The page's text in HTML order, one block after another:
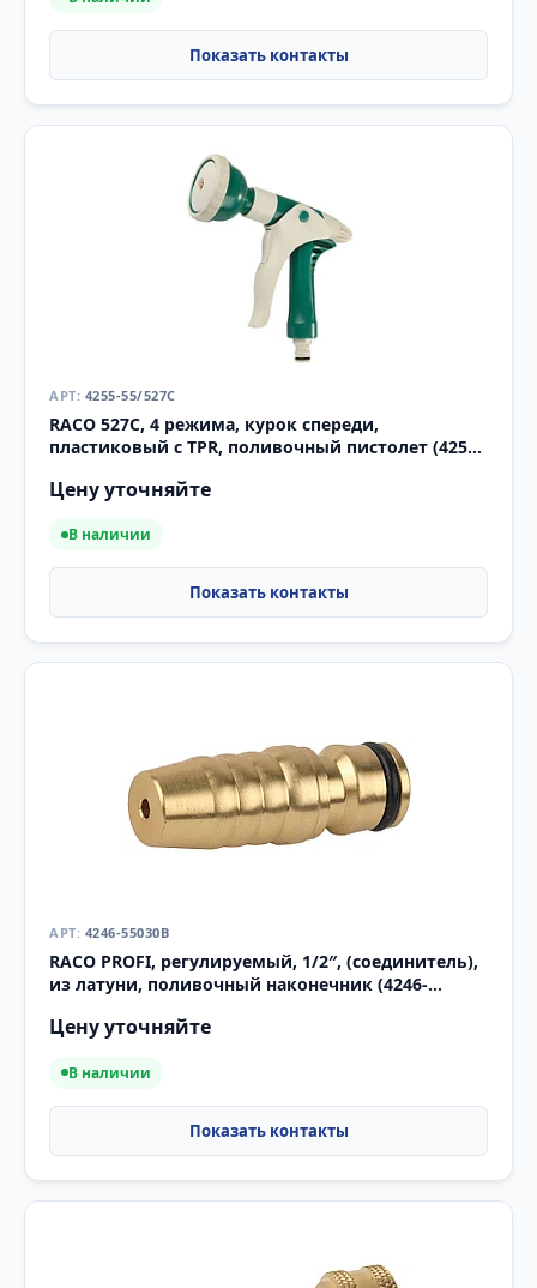
4255-55/527C
RACO 527C, 4 режима, курок спереди,
пластиковый с TPR, поливочный пистолет (4255-
Цену уточняйте
В наличии
4246-55030B
RACO PROFI, регулируемый, 1/2″, (соединитель),
из латуни, поливочный наконечник (4246-
Цену уточняйте
В наличии